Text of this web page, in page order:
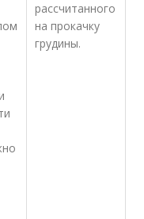
рассчитанного
на прокачку
грудины.